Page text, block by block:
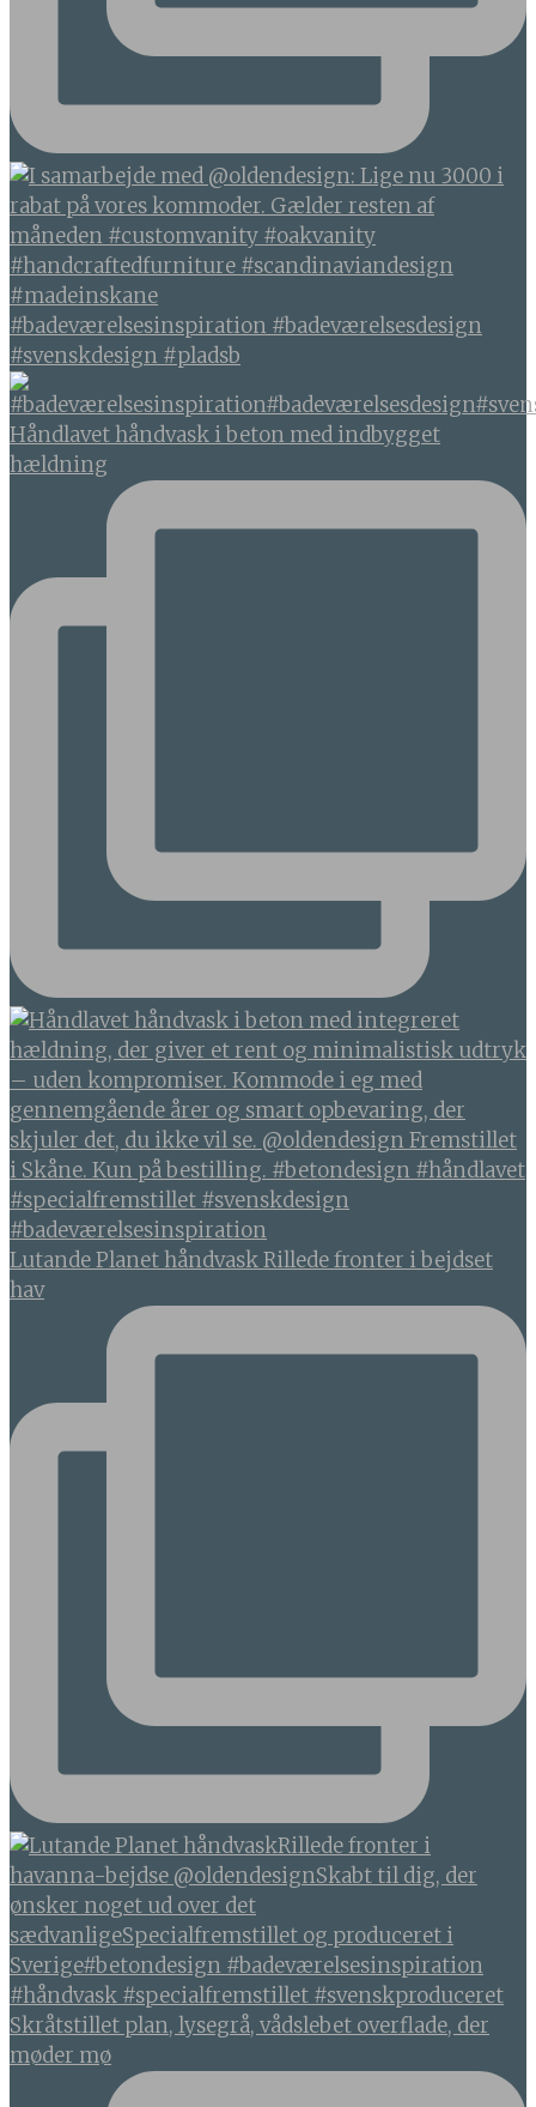
#badeværelsesinspiration #badeværelsesdesign
#svenskdesign #pladsb
Håndlavet håndvask i beton med indbygget
hældning
Lutande Planet håndvask Rillede fronter i bejdset
hav
Skråtstillet plan, lysegrå, vådslebet overflade, der
møder mø